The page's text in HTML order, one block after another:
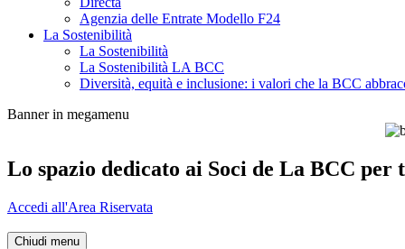
Agenzia delle Entrate Modello F24
La Sostenibilità
La Sostenibilità
La Sostenibilità LA BCC
Diversità, equità e inclusione: i valori che la BCC
Banner in megamenu
Lo spazio dedicato ai Soci de La BCC
Accedi all'Area Riservata
Chiudi menu